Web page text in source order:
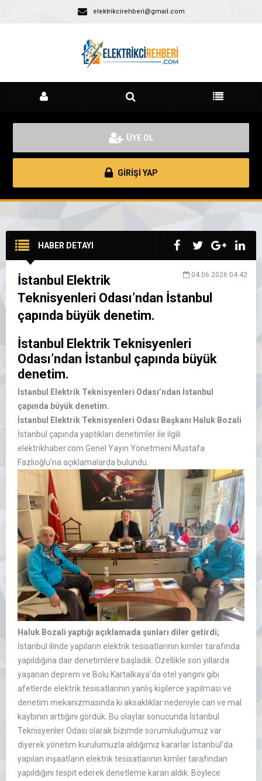
elektrikcirehberi@gmail.com
ÜYE OL
GİRİŞİ YAP
HABER DETAYI
04.06.2026 04:42
İstanbul Elektrik
Teknisyenleri Odası’ndan İstanbul
çapında büyük denetim.
İstanbul Elektrik Teknisyenleri
Odası’ndan İstanbul çapında büyük
denetim.
İstanbul Elektrik Teknisyenleri Odası’ndan İstanbul
çapında büyük denetim.
İstanbul Elektrik Teknisyenleri Odası Başkanı Haluk Bozali
İstanbul çapında yaptıkları denetimler ile ilgili
elektrikhaber.com Genel Yayın Yönetmeni Mustafa
Fazlıoğlu’na açıklamalarda bulundu.
Haluk Bozali yaptığı açıklamada şunları diler getirdi;
İstanbul ilinde yapıların elektrik tesisatlarının kimler tarafında
yapıldığına dair denetimlere başladık. Özellikle son yıllarda
yaşanan deprem ve Bolu Kartalkaya’da otel yangını gibi
afetlerde elektrik tesisatlarının yanlış kişilerce yapılması ve
denetim mekanizmasında ki aksaklıklar nedeniyle can ve mal
kaybının arttığını gördük. Bu olaylar sonucunda İstanbul
Teknisyenler Odası olarak bizimde sorumluluğumuz var
diyerek yönetim kurulumuzla aldığımız kararlar İstanbul’da
yapılan inşaatların elektrik tesisatlarının kimler tarafından
yapıldığını tespit ederek denetleme kararı aldık. Böylece